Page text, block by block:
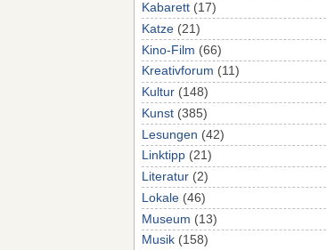
Kabarett (17)
Katze (21)
Kino-Film (66)
Kreativforum (11)
Kultur (148)
Kunst (385)
Lesungen (42)
Linktipp (21)
Literatur (2)
Lokale (46)
Museum (13)
Musik (158)